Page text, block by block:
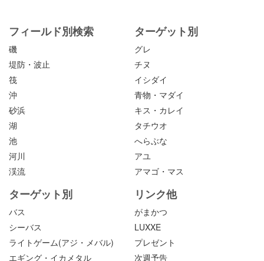
フィールド別検索
磯
堤防・波止
筏
沖
砂浜
湖
池
河川
渓流
ターゲット別
グレ
チヌ
イシダイ
青物・マダイ
キス・カレイ
タチウオ
へらぶな
アユ
アマゴ・マス
ターゲット別
バス
シーバス
ライトゲーム(アジ・メバル)
エギング・イカメタル
リンク他
がまかつ
LUXXE
プレゼント
次週予告